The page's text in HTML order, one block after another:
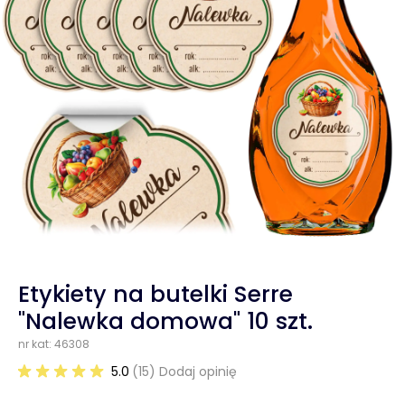
Etykiety na butelki Serre
"Nalewka domowa" 10 szt.
nr kat: 46308
5.0 (15) Dodaj opinię